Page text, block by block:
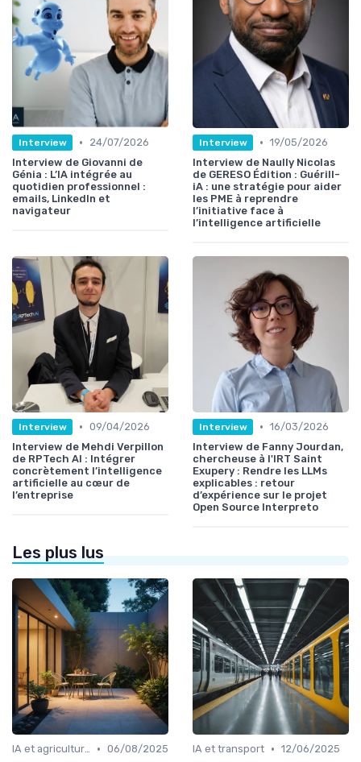
Interview •
24/07/2026
Interview de Giovanni de
Génia : L’IA intégrée au
quotidien professionnel :
emails, LinkedIn et
navigateur
Interview • 19/05/2026
Interview de Naully Nicolas
de GERESO Édition : Guérill-
iA : une stratégie pour aider
les PME à reprendre
l’initiative face à
l’intelligence artificielle
Interview • 09/04/2026
Interview de Mehdi Verpillon
de RPTech AI : Intégrer
concrètement l’intelligence
artificielle au cœur de
l’entreprise
Interview • 16/03/2026
Interview de Fanny Jourdan,
chercheuse à l'IRT Saint
Exupery : Rendre les LLMs
explicables : retour
d’expérience sur le projet
Open Source Interpreto
Les plus lus
IA et agriculture • 06/08/2025 IA et transport • 12/06/2025